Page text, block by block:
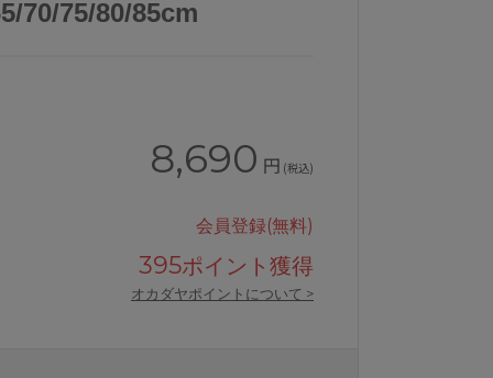
70/75/80/85cm
8,690 円 (税込)
会員登録(無料)
395ポイント獲得
オカダヤポイントについて >